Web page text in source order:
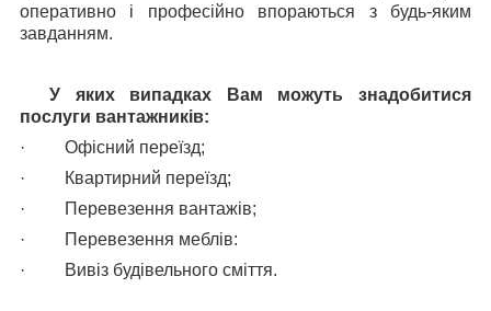
оперативно і професійно впораються з будь-яким
завданням.
У яких випадках Вам можуть знадобитися
послуги вантажників:
·
Офісний переїзд;
·
Квартирний переїзд;
·
Перевезення вантажів;
·
Перевезення меблів:
·
Вивіз будівельного сміття.